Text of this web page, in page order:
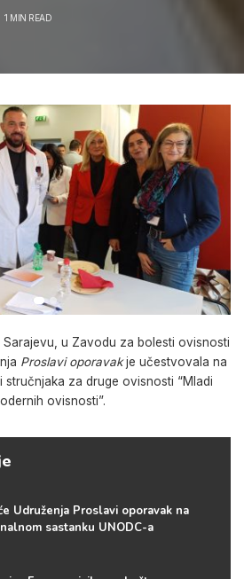
1 MIN READ
Sarajevu, u Zavodu za bolesti ovisnosti
Proslavi oporavakje učestvovala na
za druge ovisnosti “Mladi
ovisnosti”.
Udruženja Proslavi oporavak na
sastanku UNODC-a